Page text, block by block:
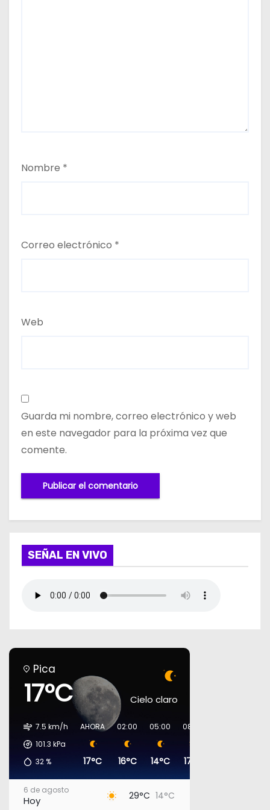
Nombre *
Correo electrónico *
Web
Guarda mi nombre, correo electrónico y web
en este navegador para la próxima vez que
comente.
SEÑAL EN VIVO
Pica
17°C Cielo claro
7.5 km/h
101.3 kPa
32 %
AHORA
17°C
02:00
16°C
05:00
14°C
08:00
17°C
6 de agosto
Hoy 29°C 14°C